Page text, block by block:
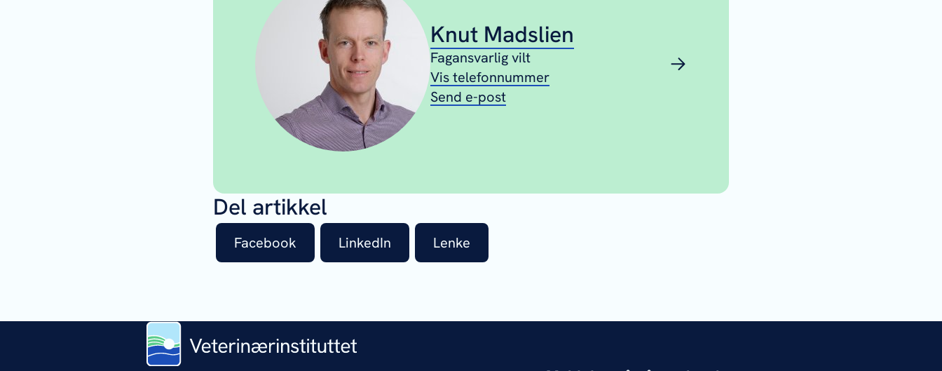
Knut Madslien
Fagansvarlig vilt
Vis telefonnummer
Send e-post
Del artikkel
Facebook LinkedIn Lenke